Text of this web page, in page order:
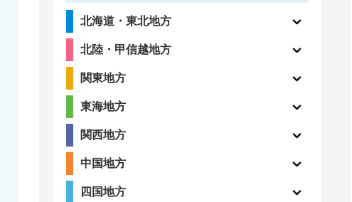
北海道・東北地方
北陸・甲信越地方
関東地方
東海地方
関西地方
中国地方
四国地方